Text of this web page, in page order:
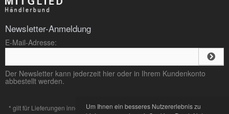
Newsletter-Anmeldung
E-Mail-Adresse:
Der Newsletter kann jederzeit hier oder in Ihrem Kundenkonto
abbestellt werden.
* gilt für Lieferungen innerhalb Deutschlands, Lieferzeiten für andere Länder
Um Ihnen ein besseres Nutzererlebnis zu